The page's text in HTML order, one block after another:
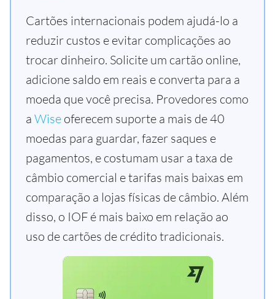
Cartões internacionais podem ajudá-lo a
reduzir custos e evitar complicações ao
trocar dinheiro. Solicite um cartão online,
adicione saldo em reais e converta para a
moeda que você precisa. Provedores como
a Wise oferecem suporte a mais de 40
moedas para guardar, fazer saques e
pagamentos, e costumam usar a taxa de
câmbio comercial e tarifas mais baixas em
comparação a lojas físicas de câmbio. Além
disso, o IOF é mais baixo em relação ao
uso de cartões de crédito tradicionais.